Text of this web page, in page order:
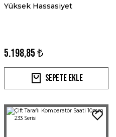
Yüksek Hassasiyet
5.198,85 ₺
Sepete Ekle